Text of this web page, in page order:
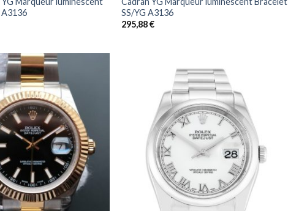
A3136
SS/YG A3136
295,88€